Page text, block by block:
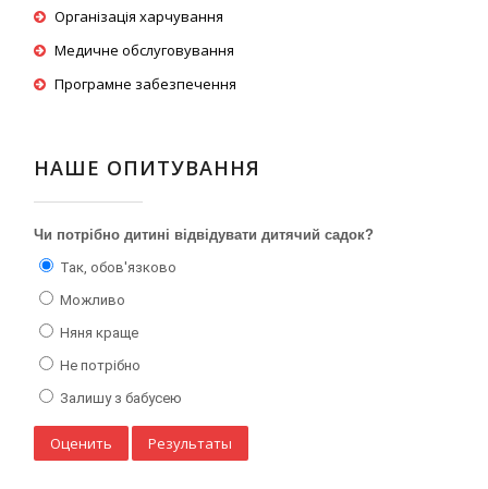
Організація харчування
Медичне обслуговування
Програмне забезпечення
НАШЕ ОПИТУВАННЯ
Чи потрібно дитині відвідувати дитячий садок?
Так, обов'язково
Можливо
Няня краще
Не потрібно
Залишу з бабусею